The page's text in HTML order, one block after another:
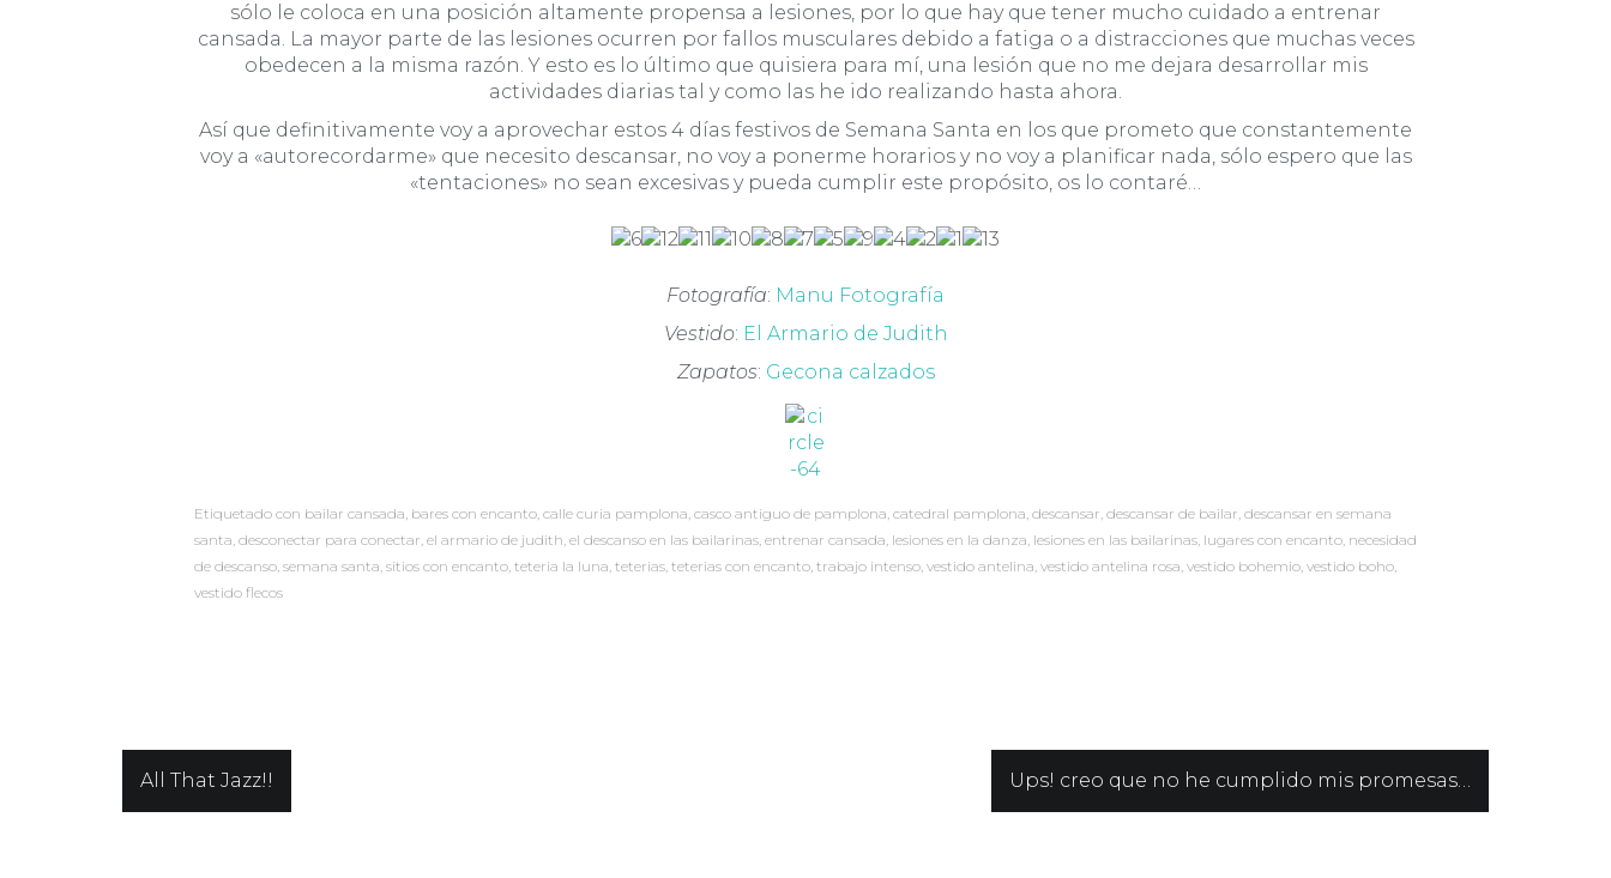
sólo le coloca en una posición altamente propensa a lesiones, por lo que hay que tener mucho cuidado a entrenar
cansada. La mayor parte de las lesiones ocurren por fallos musculares debido a fatiga o a distracciones que muchas veces
obedecen a la misma razón. Y esto es lo último que quisiera para mí, una lesión que no me dejara desarrollar mis
actividades diarias tal y como las he ido realizando hasta ahora.
Así que definitivamente voy a aprovechar estos 4 días festivos de Semana Santa en los que prometo que constantemente
voy a «autorecordarme» que necesito descansar, no voy a ponerme horarios y no voy a planificar nada, sólo espero que las
«tentaciones» no sean excesivas y pueda cumplir este propósito, os lo contaré…
Fotografía: Manu Fotografía
Vestido: El Armario de Judith
Zapatos: Gecona calzados
Etiquetado con bailar cansada, bares con encanto, calle curia pamplona, casco antiguo de pamplona, catedral pamplona, descansar, descansar de bailar, descansar en semana
santa, desconectar para conectar, el armario de judith, el descanso en las bailarinas, entrenar cansada, lesiones en la danza, lesiones en las bailarinas, lugares con encanto, necesidad
de descanso, semana santa, sitios con encanto, teteria la luna, teterias, teterias con encanto, trabajo intenso, vestido antelina, vestido antelina rosa, vestido bohemio, vestido boho,
vestido flecos
Navegación
All That Jazz!! Ups! creo que no he cumplido mis promesas…